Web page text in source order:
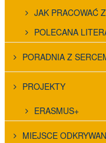
JAK PRACOWAĆ
POLECANA
PORADNIA Z
PROJEKTY
ERASMUS+
MIEJSCE